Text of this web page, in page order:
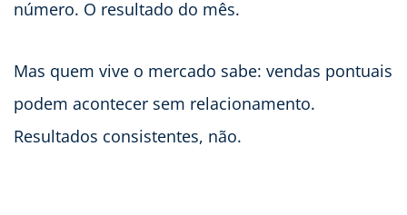
número. O resultado do mês.
Mas quem vive o mercado sabe: vendas pontuais
podem acontecer sem relacionamento.
Resultados consistentes, não.